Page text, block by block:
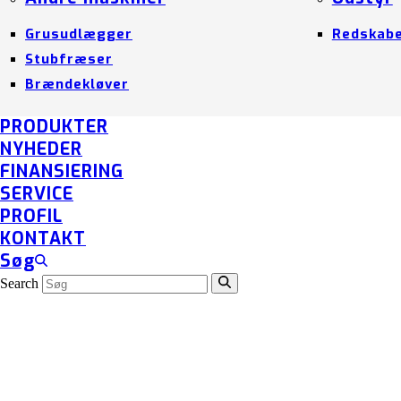
Grusudlægger
Stubfræser
Brændekløver
PRODUKTER
NYHEDER
FINANSIERING
SERVICE
PROFIL
KONTAKT
Søg
Search